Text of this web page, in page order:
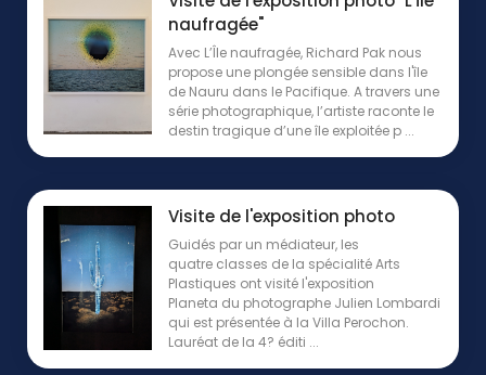
naufragée"
Avec L’Île naufragée, Richard Pak nous
propose une plongée sensible dans l'île
de Nauru dans le Pacifique. A travers une
série photographique, l’artiste raconte le
destin tragique d’une île exploitée p ...
Visite de l'exposition photo
Guidés par un médiateur, les
quatre classes de la spécialité Arts
Plastiques ont visité l'exposition
Planeta du photographe Julien Lombardi
qui est présentée à la Villa Perochon.
Lauréat de la 4? éditi ...